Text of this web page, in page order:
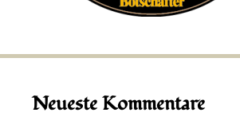
Neueste Kommentare